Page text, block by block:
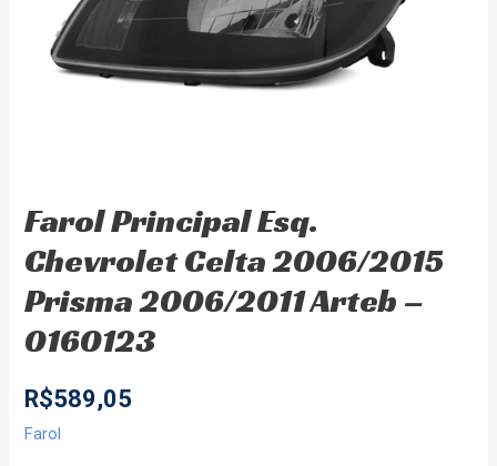
Farol Principal Esq.
Chevrolet Celta 2006/2015
Prisma 2006/2011 Arteb –
0160123
R$589,05
Farol